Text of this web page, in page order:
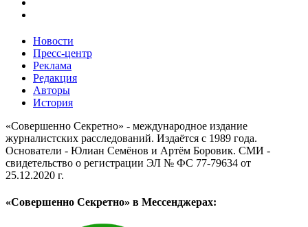
Новости
Пресс-центр
Реклама
Редакция
Авторы
История
«Совершенно Секретно» - международное издание
журналистских расследований. Издаётся с 1989 года.
Основатели - Юлиан Семёнов и Артём Боровик. CМИ -
свидетельство о регистрации ЭЛ № ФС 77-79634 от
25.12.2020 г.
«Совершенно Секретно» в Мессенджерах: